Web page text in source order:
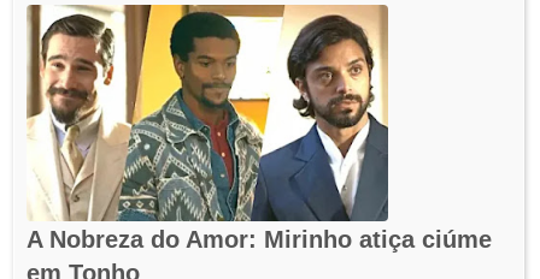
A Nobreza do Amor: Mirinho atiça ciúme
em Tonho